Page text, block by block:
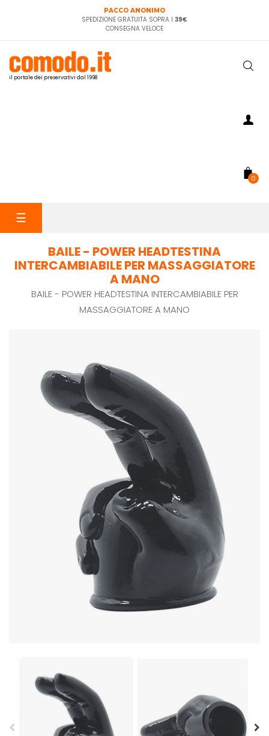
PACCO ANONIMO
SPEDIZIONE GRATUITA SOPRA I 39€
CONSEGNA VELOCE
il portale dei preservativi dal 1998
0
navigazione
☰
BAILE - POWER HEADTESTINA
INTERCAMBIABILE PER MASSAGGIATORE
A MANO
BAILE - POWER HEADTESTINA INTERCAMBIABILE PER
MASSAGGIATORE A MANO